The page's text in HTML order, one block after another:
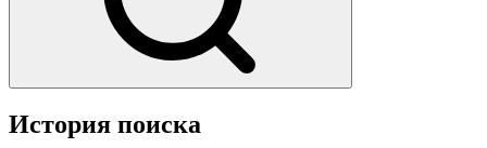
История поиска